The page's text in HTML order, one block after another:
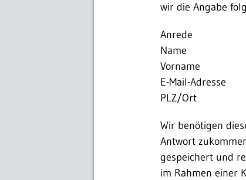
wir die Angabe
Anrede
Name
Vorname
E-Mail-Adresse
PLZ/Ort
Wir benötigen
Antwort
gespeichert und
im Rahmen einer